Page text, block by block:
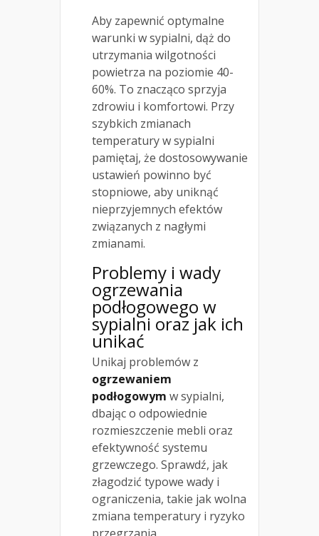
Aby zapewnić optymalne
warunki w sypialni, dąż do
utrzymania wilgotności
powietrza na poziomie 40-
60%. To znacząco sprzyja
zdrowiu i komfortowi. Przy
szybkich zmianach
temperatury w sypialni
pamiętaj, że dostosowywanie
ustawień powinno być
stopniowe, aby uniknąć
nieprzyjemnych efektów
związanych z nagłymi
zmianami.
Problemy i wady
ogrzewania
podłogowego w
sypialni oraz jak ich
unikać
Unikaj problemów z
ogrzewaniem
podłogowym w sypialni,
dbając o odpowiednie
rozmieszczenie mebli oraz
efektywność systemu
grzewczego. Sprawdź, jak
złagodzić typowe wady i
ograniczenia, takie jak wolna
zmiana temperatury i ryzyko